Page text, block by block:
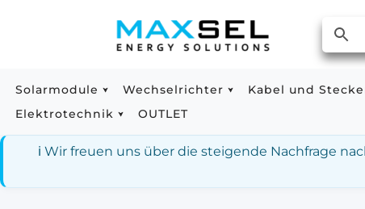
springen
Solarmodule Wechselrichter Kabel und
Elektrotechnik
OUTLET
ℹ️ Wir freuen uns über die steigende Nachfrage